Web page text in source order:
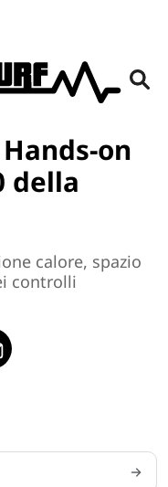
on
della
calore, spazio
controlli